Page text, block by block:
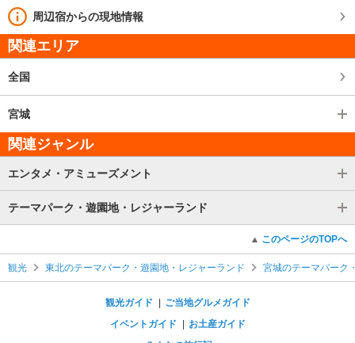
周辺宿からの現地情報
関連エリア
全国
宮城
関連ジャンル
エンタメ・アミューズメント
テーマパーク・遊園地・レジャーランド
このページのTOPへ
観光 東北のテーマパーク・遊園地・レジャーランド 宮城のテーマパーク
観光ガイド
ご当地グルメガイド
イベントガイド
お土産ガイド